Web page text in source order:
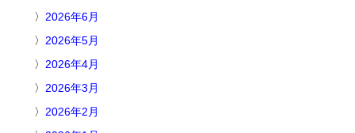
2026年6月
2026年5月
2026年4月
2026年3月
2026年2月